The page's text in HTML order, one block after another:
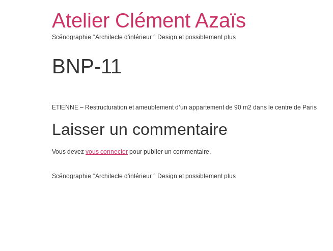
Atelier Clément Azaïs
Scénographie °Architecte d'intérieur ° Design et possiblement plus
BNP-11
ETIENNE – Restructuration et ameublement d’un appartement de 90 m2 dans le centre de Paris
Laisser un commentaire
Vous devez vous connecter pour publier un commentaire.
Scénographie °Architecte d'intérieur ° Design et possiblement plus